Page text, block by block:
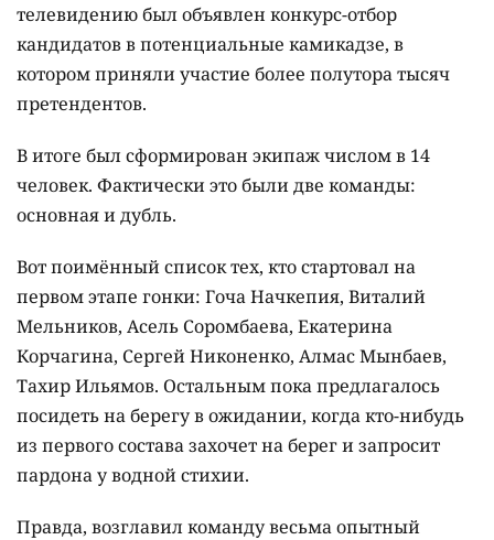
телевидению был объявлен конкурс-отбор
кандидатов в потенциальные камикадзе, в
котором приняли участие более полутора тысяч
претендентов.
В итоге был сформирован экипаж числом в 14
человек. Фактически это были две команды:
основная и дубль.
Вот поимённый список тех, кто стартовал на
первом этапе гонки: Гоча Начкепия, Виталий
Мельников, Асель Соромбаева, Екатерина
Корчагина, Сергей Никоненко, Алмас Мынбаев,
Тахир Ильямов. Остальным пока предлагалось
посидеть на берегу в ожидании, когда кто-нибудь
из первого состава захочет на берег и запросит
пардона у водной стихии.
Правда, возглавил команду весьма опытный